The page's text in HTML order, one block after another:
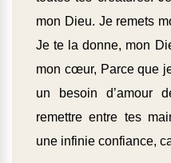
mon Dieu. Je remets
Je te la donne, mon
mon cœur, Parce que
un besoin d’amour
remettre entre tes
une infinie confiance,